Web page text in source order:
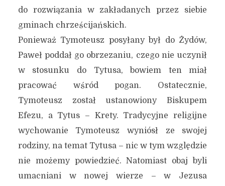
do rozwiązania w zakładanych przez siebie
gminach chrześcijańskich.
Ponieważ Tymoteusz posyłany był do Żydów,
Paweł poddał go obrzezaniu, czego nie uczynił
w stosunku do Tytusa, bowiem ten miał
pracować wśród pogan. Ostatecznie,
Tymoteusz został ustanowiony Biskupem
Efezu, a Tytus – Krety. Tradycyjne religijne
wychowanie Tymoteusz wyniósł ze swojej
rodziny, na temat Tytusa – nic w tym względzie
nie możemy powiedzieć. Natomiast obaj byli
umacniani w nowej wierze – w Jezusa